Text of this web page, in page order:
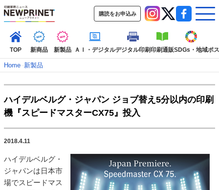
購読をお申込み
TOP 新商品 新製品 ＡＩ・デジタルデジタル印刷印刷通販SDGs・地域ポ
TOP
新着記事 特集記事
動画コンテンツ
インタビュー
コレクション
ＡＩ・デジタル デジタル印刷
印刷通販
SDGs・地域
ポストプレス ビジネス イベント 信用情報
業界
市場・統計
人事・移転・異動・訃報
Home–新製品
ハイデルベルグ・ジャパン ジョブ替え5分以内の印刷
機『スピードマスターCX75』投入
2018.4.11
ハイデルベルグ・
ジャパンは日本市
場でスピードマス